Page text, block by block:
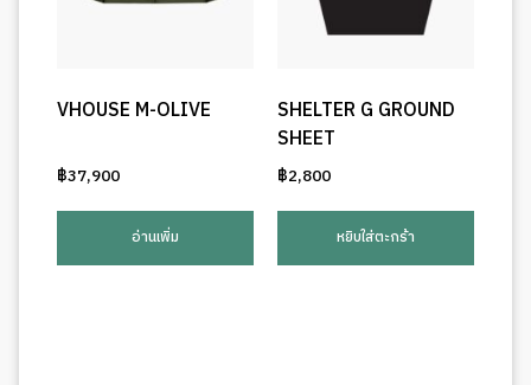
VHOUSE M-OLIVE
฿37,900
อ่านเพิ่ม
SHELTER G GROUND
SHEET
฿2,800
หยิบใส่ตะกร้า